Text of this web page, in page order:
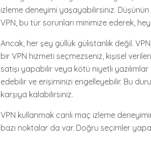
izleme deneyimi yaşayabilirsiniz. Düşünün
VPN, bu tür sorunları minimize ederek,
Ancak, her şey güllük gülistanlık değil.
bir VPN hizmeti seçmezseniz, kişisel
satışı yapabilir veya kötü niyetli yazılımlar
edebilir ve erişiminizi engelleyebilir. Bu
karşıya kalabilirsiniz.
VPN kullanmak canlı maç izleme
bazı noktalar da var. Doğru seçimler